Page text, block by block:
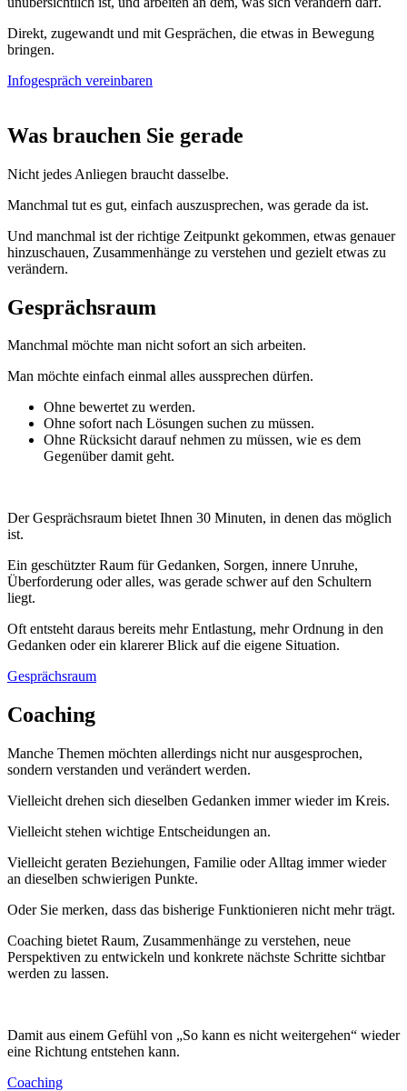
Direkt, zugewandt und mit Gesprächen, die etwas in Bewegung
bringen.
Infogespräch vereinbaren
Was brauchen Sie gerade
Nicht jedes Anliegen braucht dasselbe.
Manchmal tut es gut, einfach auszusprechen, was gerade da ist.
Und manchmal ist der richtige Zeitpunkt gekommen, etwas genauer
hinzuschauen, Zusammenhänge zu verstehen und gezielt etwas zu
verändern.
Gesprächsraum
Manchmal möchte man nicht sofort an sich arbeiten.
Man möchte einfach einmal alles aussprechen dürfen.
Ohne bewertet zu werden.
Ohne sofort nach Lösungen suchen zu müssen.
Ohne Rücksicht darauf nehmen zu müssen, wie es dem
Gegenüber damit geht.
Der Gesprächsraum bietet Ihnen 30 Minuten, in denen das möglich
ist.
Ein geschützter Raum für Gedanken, Sorgen, innere Unruhe,
Überforderung oder alles, was gerade schwer auf den Schultern
liegt.
Oft entsteht daraus bereits mehr Entlastung, mehr Ordnung in den
Gedanken oder ein klarerer Blick auf die eigene Situation.
Gesprächsraum
Coaching
Manche Themen möchten allerdings nicht nur ausgesprochen,
sondern verstanden und verändert werden.
Vielleicht drehen sich dieselben Gedanken immer wieder im Kreis.
Vielleicht stehen wichtige Entscheidungen an.
Vielleicht geraten Beziehungen, Familie oder Alltag immer wieder
an dieselben schwierigen Punkte.
Oder Sie merken, dass das bisherige Funktionieren nicht mehr trägt.
Coaching bietet Raum, Zusammenhänge zu verstehen, neue
Perspektiven zu entwickeln und konkrete nächste Schritte sichtbar
werden zu lassen.
Damit aus einem Gefühl von „So kann es nicht weitergehen“ wieder
eine Richtung entstehen kann.
Coaching